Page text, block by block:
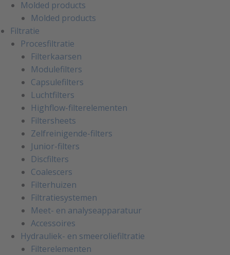
Molded products
Molded products
Filtratie
Procesfiltratie
Filterkaarsen
Modulefilters
Capsulefilters
Luchtfilters
Highflow-filterelementen
Filtersheets
Zelfreinigende-filters
Junior-filters
Discfilters
Coalescers
Filterhuizen
Filtratiesystemen
Meet- en analyseapparatuur
Accessoires
Hydrauliek- en smeeroliefiltratie
Filterelementen